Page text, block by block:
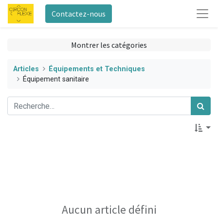
Contactez-nous
Montrer les catégories
Articles
Équipements et Techniques
Équipement sanitaire
Aucun article défini